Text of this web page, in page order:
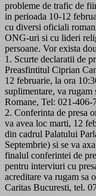
probleme de trafic de
in perioada 10-12
cu diversi oficiali
ONG-uri si cu lideri
persoane. Vor exista
1. Scurte declaratii de
Preasfintitul Ciprian
12 februarie, la ora
suplimentare, va rugam
Romane, Tel: 021-406-
2. Conferinta de presa
va avea loc marti, 12
din cadrul Palatului
Septembrie) si se va
finalul conferintei de
pentru interviuri cu
acreditare va rugam sa
Caritas Bucuresti, tel.